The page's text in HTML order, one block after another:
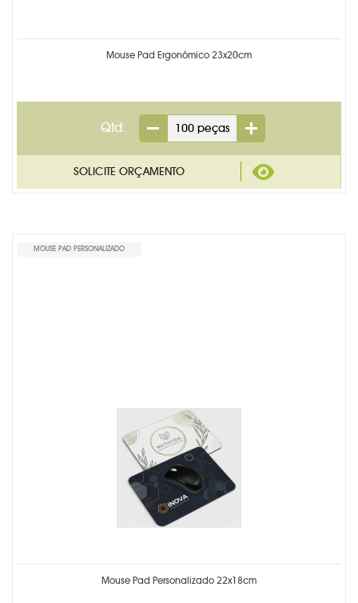
Mouse Pad Ergonômico 23x20cm
Qtd.
MOUSE PAD PERSONALIZADO
Mouse Pad Personalizado 22x18cm